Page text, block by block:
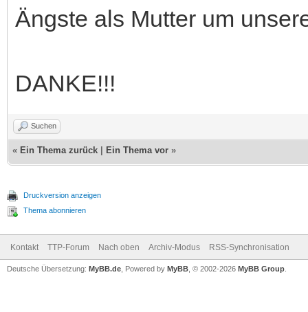
Ängste als Mutter um
DANKE!!!
Suchen
« Ein Thema zurück Ein Thema vor »
Druckversion anzeigen
Thema abonnieren
Kontakt TTP-Forum Nach oben Archiv-Modus RSS-Synchronisation
Deutsche Übersetzung: MyBB.de , Powered by MyBB , © 2002-2026 MyBB Group